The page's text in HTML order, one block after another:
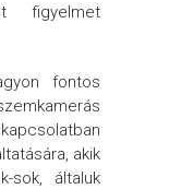
figyelmet
fontos
akik
sok, általuk